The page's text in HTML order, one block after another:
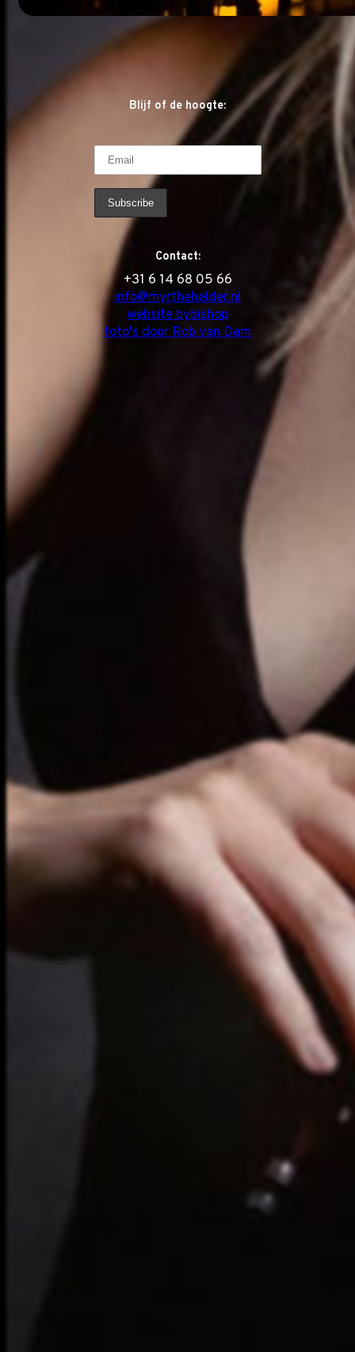
Blijf of de hoogte:
Contact:
‭+31 6 14 68 05 66
info@myrthehelder.nl
website bybishop
foto's door Rob van Dam